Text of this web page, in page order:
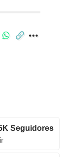
Seguidores